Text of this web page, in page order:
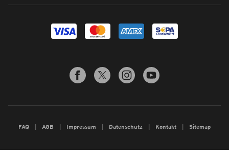
FAQ AGB Impressum Datenschutz Kontakt Sitemap